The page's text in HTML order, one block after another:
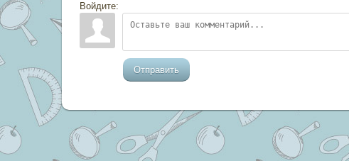
Войдите:
Отправить